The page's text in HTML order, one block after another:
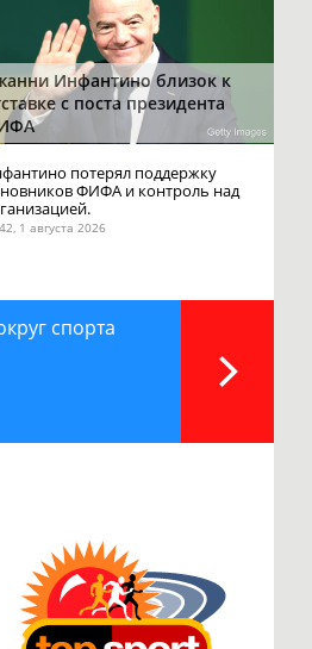
Инфантино близок к
с поста президента
потерял поддержку
ФИФА и контроль над
1 августа 2026
спорта